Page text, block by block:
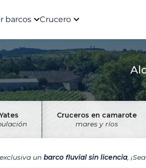
barcos Crucero
Cruceros en camarote
mares y ríos
un barco fluvial sin licencia ,